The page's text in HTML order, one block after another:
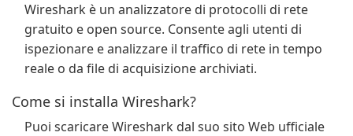
Wireshark è un analizzatore di protocolli di rete
gratuito e open source. Consente agli utenti di
ispezionare e analizzare il traffico di rete in tempo
reale o da file di acquisizione archiviati.
Come si installa Wireshark?
Puoi scaricare Wireshark dal suo sito Web ufficiale